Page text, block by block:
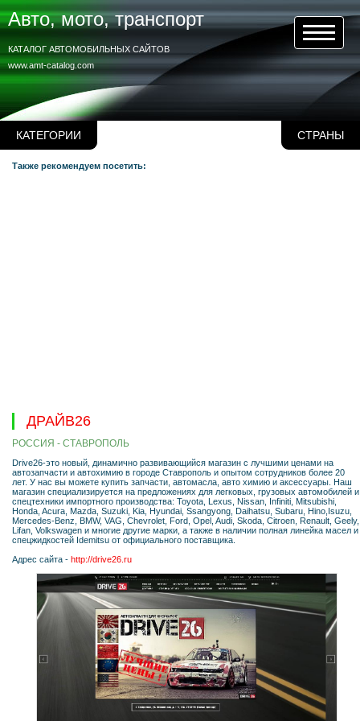
КАТЕГОРИИ СТРАНЫ
Авто, мото, транспорт
www.amt-catalog.com
КАТАЛОГ АВТОМОБИЛЬНЫХ САЙТОВ
Также рекомендуем посетить:
ДРАЙВ26
РОССИЯ - СТАВРОПОЛЬ
Drive26-это новый, динамично развивающийся магазин с лучшими ценами на
автозапчасти и автохимию в городе Ставрополь и опытом сотрудников более 20
лет. У нас вы можете купить запчасти, автомасла, авто химию и аксессуары. Наш
магазин специализируется на предложениях для легковых, грузовых автомобилей и
спецтехники импортного производства: Toyota, Lexus, Nissan, Infiniti, Mitsubishi,
Honda, Acura, Mazda, Suzuki, Kia, Hyundai, Ssangyong, Daihatsu, Subaru, Hino,Isuzu,
Mercedes-Benz, BMW, VAG, Chevrolet, Ford, Opel, Audi, Skoda, Citroen, Renault, Geely,
Lifan, Volkswagen и многие другие марки, а также в наличии полная линейка масел и
спецжидкостей Idemitsu от официального поставщика.
Адрес сайта - http://drive26.ru